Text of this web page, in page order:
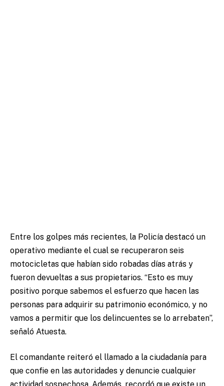
Entre los golpes más recientes, la Policía destacó un
operativo mediante el cual se recuperaron seis
motocicletas que habían sido robadas días atrás y
fueron devueltas a sus propietarios. “Esto es muy
positivo porque sabemos el esfuerzo que hacen las
personas para adquirir su patrimonio económico, y no
vamos a permitir que los delincuentes se lo arrebaten”,
señaló Atuesta.
El comandante reiteró el llamado a la ciudadanía para
que confie en las autoridades y denuncie cualquier